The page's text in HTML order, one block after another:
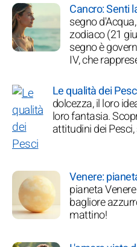
Cancro: Senti
segno
zodiaco (21
segno è
IV, che
Le qualità dei
dolcezza, il loro
loro fantasia.
attitudini dei
Venere:
pianeta
bagliore
mattino!